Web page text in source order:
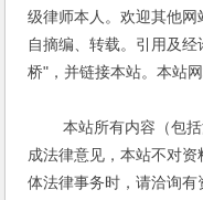
级律师本人。欢迎其他
自摘编、转载。引用及
桥"，并链接本站。本站
本站所有内容（包括
成法律意见，本站不对
体法律事务时，请洽询